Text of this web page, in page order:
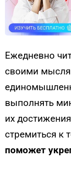
Ежедневно
своими
выполнять
их
стремиться к
поможет